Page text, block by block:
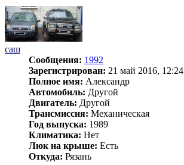
саш
Сообщения: 1992
Зарегистрирован: 21 май 2016, 12:24
Полное имя: Александр
Автомобиль: Другой
Двигатель: Другой
Трансмиссия: Механическая
Год выпуска: 1989
Климатика: Нет
Люк на крыше: Есть
Откуда: Рязань